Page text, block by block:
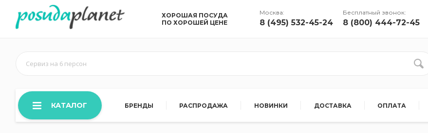
ХОРОШАЯ ПОСУДА
ПО ХОРОШЕЙ ЦЕНЕ
Москва:
8 (495) 532-45-24
Бесплатный звонок:
8 (800) 444-72-45
Сервиз на 6 персон
КАТАЛОГ БРЕНДЫ РАСПРОДАЖА НОВИНКИ ДОСТАВКА ОПЛАТА